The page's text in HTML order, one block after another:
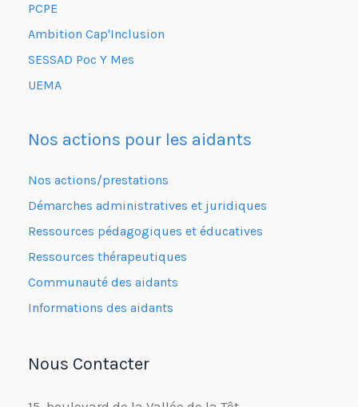
PCPE
Ambition Cap'Inclusion
SESSAD Poc Y Mes
UEMA
Nos actions pour les aidants
Nos actions/prestations
Démarches administratives et juridiques
Ressources pédagogiques et éducatives
Ressources thérapeutiques
Communauté des aidants
Informations des aidants
Nous Contacter